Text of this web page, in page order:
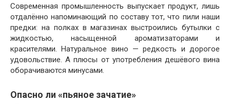
Современная промышленность выпускает продукт, лишь
отдалённо напоминающий по составу тот, что пили наши
предки: на полках в магазинах выстроились бутылки с
жидкостью, насыщенной ароматизаторами и
красителями. Натуральное вино — редкость и дорогое
удовольствие. А плюсы от употребления дешёвого вина
оборачиваются минусами.
Опасно ли «пьяное зачатие»